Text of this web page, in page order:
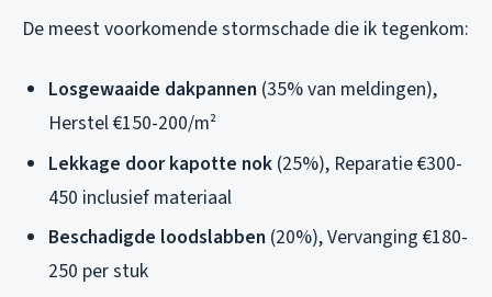
De meest voorkomende stormschade die ik tegenkom:
Losgewaaide dakpannen (35% van meldingen),
Herstel €150-200/m²
Lekkage door kapotte nok (25%), Reparatie €300-
450 inclusief materiaal
Beschadigde loodslabben (20%), Vervanging €180-
250 per stuk